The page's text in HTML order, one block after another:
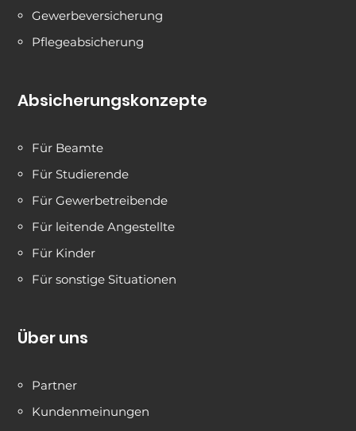
Gewerbeversicherung
Pflegeabsicherung
Absicherungskonzepte
Für Beamte
Für Studierende
Für Gewerbetreibende
Für leitende Angestellte
Für Kinder
Für sonstige Situationen
Über uns
Partner
Kundenmeinungen